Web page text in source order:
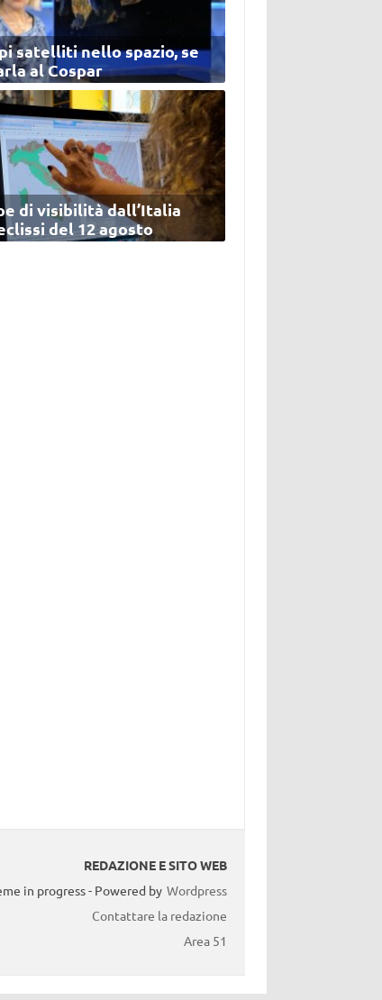
satelliti nello spazio, se
al Cospar
di visibilità dall’Italia
del 12 agosto
REDAZIONE E SITO WEB
in progress - Powered by Wordpress
Contattare la redazione
Area 51